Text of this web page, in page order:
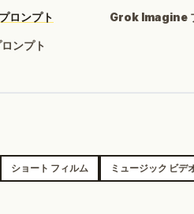
ロンプト Grok Imagine
ンプト
ショート フィルム ミュージック ビデ